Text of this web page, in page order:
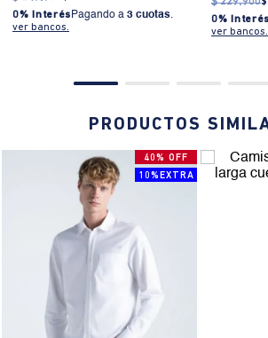
0% Interés Pagando a 3 cuotas.
ver bancos.
$ 229.900
0% Interés
ver bancos.
PRODUCTOS
40% OFF
10%EXTRA